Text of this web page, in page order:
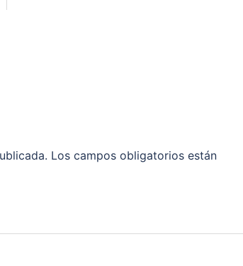
Los campos obligatorios están